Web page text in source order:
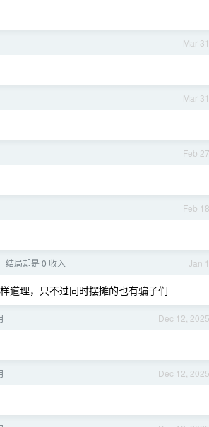
Mar 31
Mar 31
Feb 27
Feb 18
Jan 1
结局却是 0 收入
道理，只不过同时摆摊的也有骗子们
Dec 12, 2025
Dec 12, 2025